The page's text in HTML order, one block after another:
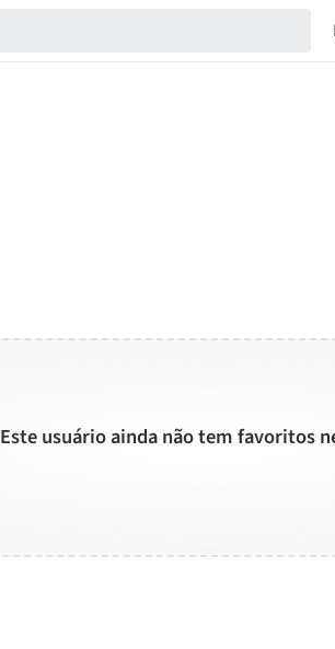
Este usuário ainda não tem favoritos